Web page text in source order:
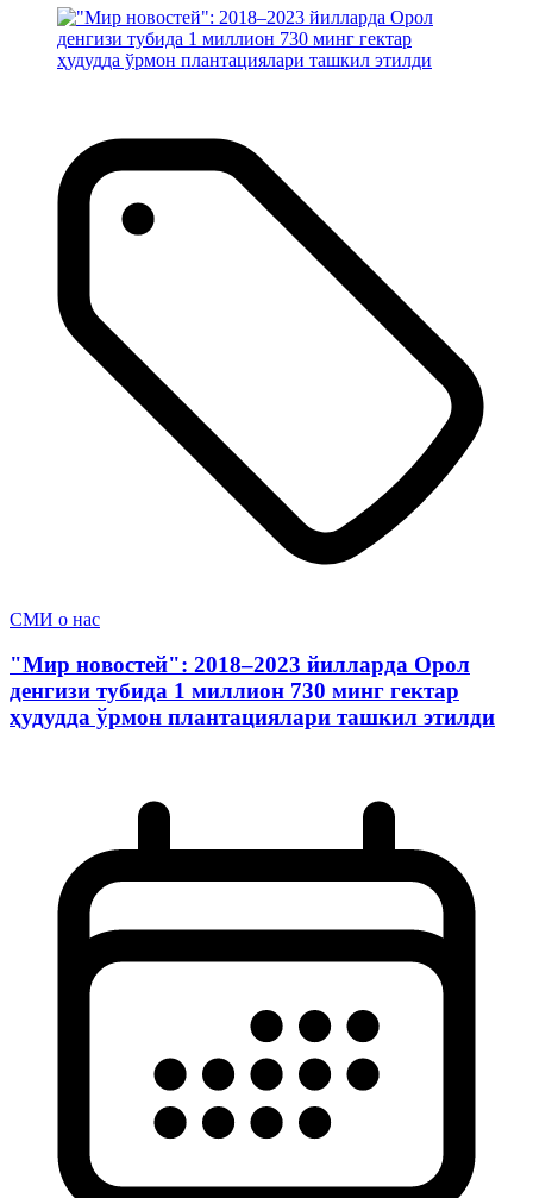
СМИ о нас
"Мир новостей": 2018–2023 йилларда Орол
денгизи тубида 1 миллион 730 минг гектар
ҳудудда ўрмон плантациялари ташкил этилди